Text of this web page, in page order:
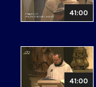
41:00
41:00